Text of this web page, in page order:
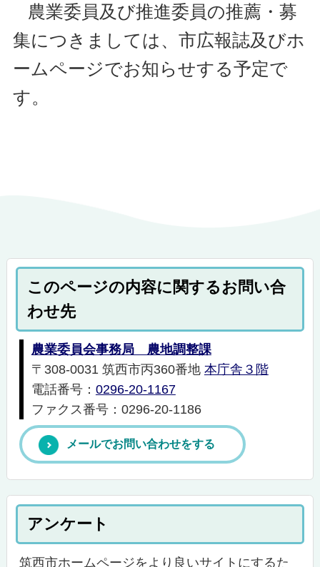
農業委員及び推進委員の推薦・募
集につきましては、市広報誌及びホ
ームページでお知らせする予定で
す。
このページの内容に関するお問い合
わせ先
農業委員会事務局 農地調整課
〒308-0031 筑西市丙360番地 本庁舎３階
電話番号： 0296-20-1167
ファクス番号：0296-20-1186
メールでお問い合わせをする
アンケート
筑西市ホームページをより良いサイトにするた